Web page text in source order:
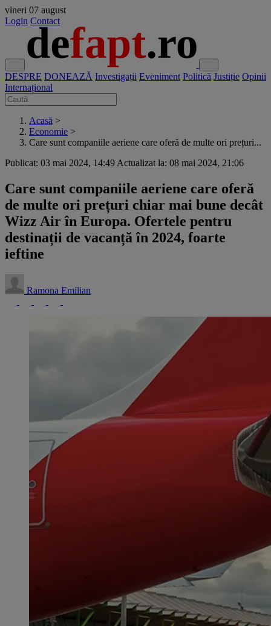
vineri 07 august
Login Contact
DESPRE DONEAZĂ Investigații Eveniment Politică Justiție Opinii
Internațional
Acasă >
Economie >
Care sunt companiile aeriene care oferă de multe ori prețuri...
Publicat: 03 mai 2024, 14:49 Actualizat la: 08 mai 2024, 21:06
Care sunt companiile aeriene care oferă
de multe ori prețuri chiar mai bune decât
Wizz Air în Europa. Ofertele pentru
destinații de vacanță în 2024, foarte
ieftine
Ramona Emilian